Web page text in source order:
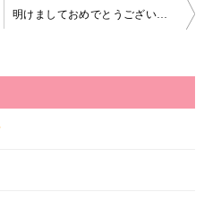
明けましておめでとうございます